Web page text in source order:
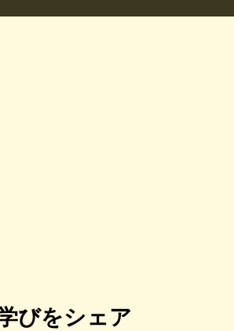
びをシェア